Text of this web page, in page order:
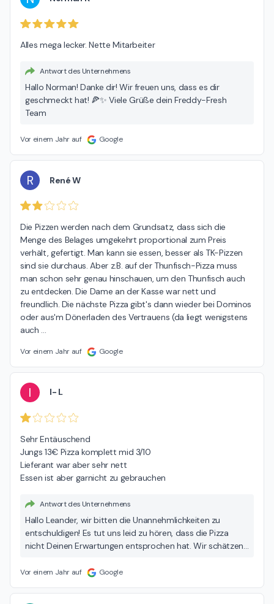
Alles mega lecker. Nette Mitarbeiter
Antwort des Unternehmens
Hallo Norman! Danke dir! Wir freuen uns, dass es dir
geschmeckt hat! 🍕✨ Viele Grüße dein Freddy-Fresh
Team
Vor einem Jahr auf Google
R René W
Die Pizzen werden nach dem Grundsatz, dass sich die
Menge des Belages umgekehrt proportional zum Preis
verhält, gefertigt. Man kann sie essen, besser als TK-Pizzen
sind sie durchaus. Aber z.B. auf der Thunfisch-Pizza muss
man schon sehr genau hinschauen, um den Thunfisch auch
zu entdecken. Die Dame an der Kasse war nett und
freundlich. Die nächste Pizza gibt's dann wieder bei Dominos
oder aus'm Dönerladen des Vertrauens (da liegt wenigstens
auch …
Vor einem Jahr auf Google
I I- L
Sehr Entäuschend
Jungs 13€ Pizza komplett mid 3/10
Lieferant war aber sehr nett
Essen ist aber garnicht zu gebrauchen
Antwort des Unternehmens
Hallo Leander, wir bitten die Unannehmlichkeiten zu
entschuldigen! Es tut uns leid zu hören, dass die Pizza
nicht Deinen Erwartungen entsprochen hat. Wir schätzen
Qualität zu verbessern. Viele Grüße dein Freddy-Fresh
Vor einem Jahr auf Google